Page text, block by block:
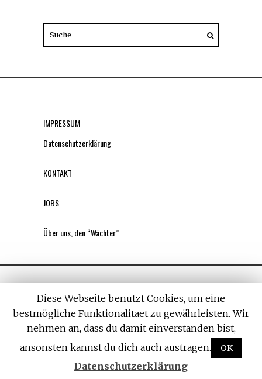
IMPRESSUM
Datenschutzerklärung
KONTAKT
JOBS
Über uns, den “Wächter”
All rights reserved. Designed by Withemes
Diese Webseite benutzt Cookies, um eine
bestmögliche Funktionalitaet zu gewährleisten. Wir
nehmen an, dass du damit einverstanden bist,
ansonsten kannst du dich auch austragen.
OK
Datenschutzerklärung